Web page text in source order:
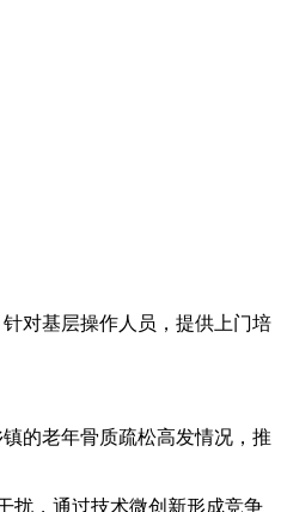
对基层操作人员，提供上门培
的老年骨质疏松高发情况，推
扰，通过技术微创新形成竞争